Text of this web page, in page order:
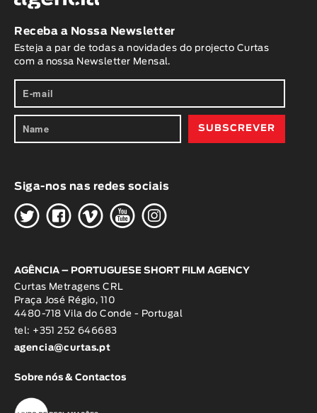
Receba a Nossa Newsletter
Esteja a par de todas a novidades do projecto Curtas
com a nossa Newsletter Mensal.
Siga-nos nas redes sociais
HGWOK
AGÊNCIA – PORTUGUESE SHORT FILM AGENCY
Curtas Metragens CRL
Praça José Régio, 110
4480-718 Vila do Conde - Portugal
tel: +351 252 646683
agencia@curtas.pt
Sobre nós & Contactos